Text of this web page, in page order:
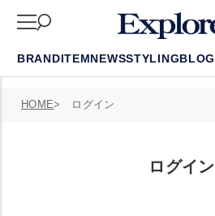
BRANDITEMNEWSSTYLINGBLOG
HOME ログイン
ログイン